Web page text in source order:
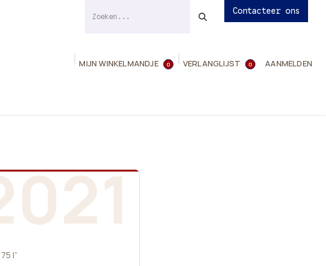
Contacteer ons
0
MIJN WINKELMANDJE 0
VERLANGLIJST
AANMELDEN
l”